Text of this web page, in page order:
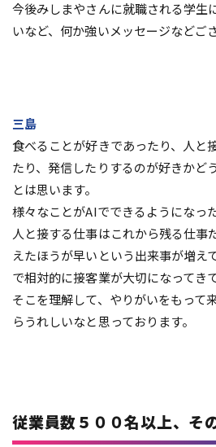
今後みしまやさんに就職される学生
いなど、何か強いメッセージなどご
三島
食べることが好きであったり、人と
たり、発信したりするのが好きかど
とは思います。
様々なことがAIでできるようになっ
人と接する仕事はこれから残る仕事
えたほうが早いという出来事が増え
で相対的に接客業が大切になってき
そこを理解して、やりがいをもって
らうれしいなと思っております。
従業員数５００名以上、そ